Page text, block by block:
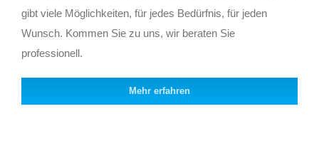
gibt viele Möglichkeiten, für jedes Bedürfnis, für jeden
Wunsch. Kommen Sie zu uns, wir beraten Sie
professionell.
Mehr erfahren